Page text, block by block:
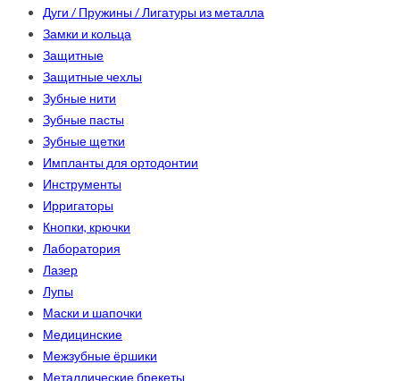
Дуги / Пружины / Лигатуры из металла
Замки и кольца
Защитные
Защитные чехлы
Зубные нити
Зубные пасты
Зубные щетки
Импланты для ортодонтии
Инструменты
Ирригаторы
Кнопки, крючки
Лаборатория
Лазер
Лупы
Маски и шапочки
Медицинские
Межзубные ёршики
Металлические брекеты